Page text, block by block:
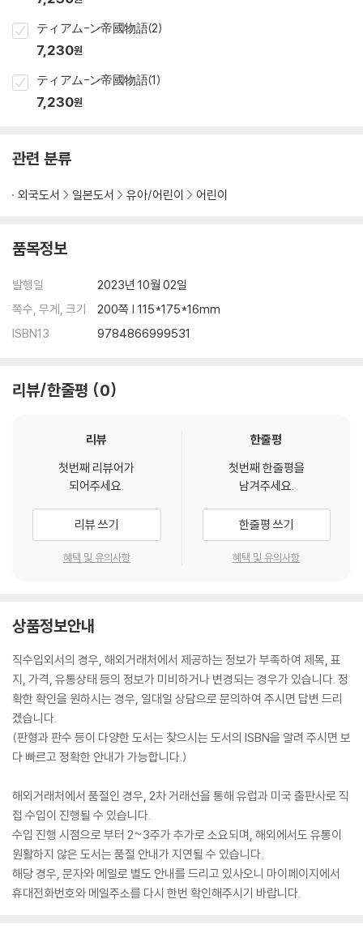
ティアム-ン帝國物語(2)
7,230원
ティアム-ン帝國物語(1)
7,230원
관련 분류
외국도서 일본도서 유아/어린이 어린이
품목정보
발행일
2023년 10월 02일
쪽수, 무게, 크기
200쪽 | 115*175*16mm
ISBN13
9784866999531
리뷰/한줄평 0
리뷰
첫번째 리뷰어가
되어주세요.
리뷰 쓰기
혜택 및 유의사항
한줄평
첫번째 한줄평을
남겨주세요.
한줄평 쓰기
혜택 및 유의사항
상품정보안내
직수입외서의 경우, 해외거래처에서 제공하는 정보가 부족하여 제목, 표
지, 가격, 유통상태 등의 정보가 미비하거나 변경되는 경우가 있습니다. 정
확한 확인을 원하시는 경우, 일대일 상담으로 문의하여 주시면 답변 드리
겠습니다.
(판형과 판수 등이 다양한 도서는 찾으시는 도서의 ISBN을 알려 주시면 보
다 빠르고 정확한 안내가 가능합니다.)
해외거래처에서 품절인 경우, 2차 거래선을 통해 유럽과 미국 출판사로 직
접 수입이 진행될 수 있습니다.
수입 진행 시점으로 부터 2~3주가 추가로 소요되며, 해외에서도 유통이
원활하지 않은 도서는 품절 안내가 지연될 수 있습니다.
해당 경우, 문자와 메일로 별도 안내를 드리고 있사오니 마이페이지에서
휴대전화번호와 메일주소를 다시 한번 확인해주시기 바랍니다.